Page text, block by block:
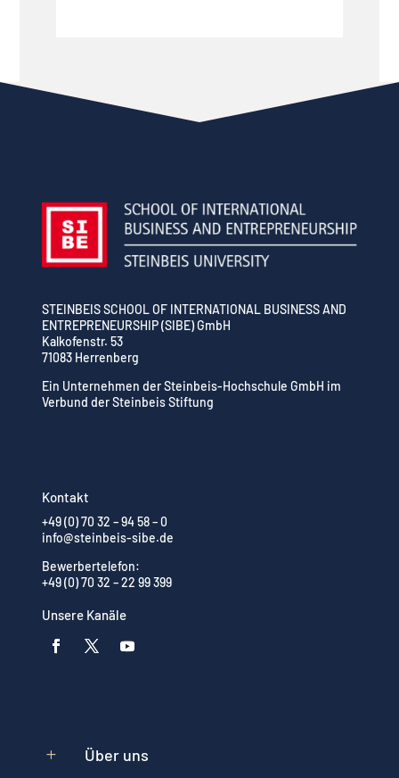
STEINBEIS SCHOOL OF INTERNATIONAL BUSINESS AND
ENTREPRENEURSHIP (SIBE) GmbH
Kalkofenstr. 53
71083 Herrenberg
Ein Unternehmen der Steinbeis-Hochschule GmbH im
Verbund der Steinbeis Stiftung
Kontakt
+49 (0) 70 32 – 94 58 – 0
info@steinbeis-sibe.de
Bewerbertelefon:
+49 (0) 70 32 – 22 99 399
Unsere Kanäle
L Über uns